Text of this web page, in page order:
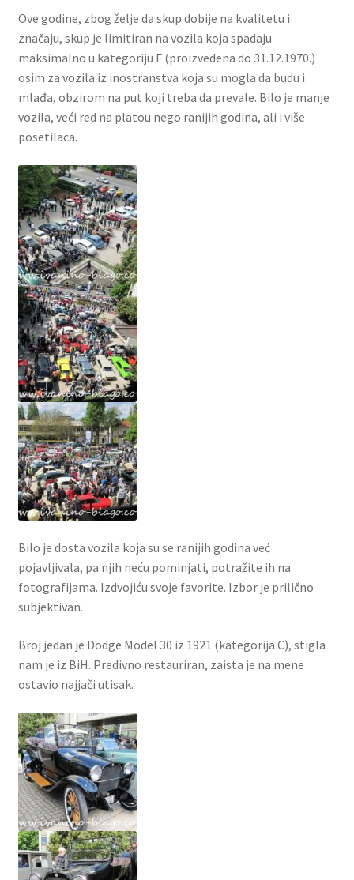
Ove godine, zbog želje da skup dobije na kvalitetu i
značaju, skup je limitiran na vozila koja spadaju
maksimalno u kategoriju F (proizvedena do 31.12.1970.)
osim za vozila iz inostranstva koja su mogla da budu i
mlađa, obzirom na put koji treba da prevale. Bilo je manje
vozila, veći red na platou nego ranijih godina, ali i više
posetilaca.
Bilo je dosta vozila koja su se ranijih godina već
pojavljivala, pa njih neću pominjati, potražite ih na
fotografijama. Izdvojiću svoje favorite. Izbor je prilično
subjektivan.
Broj jedan je Dodge Model 30 iz 1921 (kategorija C), stigla
nam je iz BiH. Predivno restauriran, zaista je na mene
ostavio najjači utisak.